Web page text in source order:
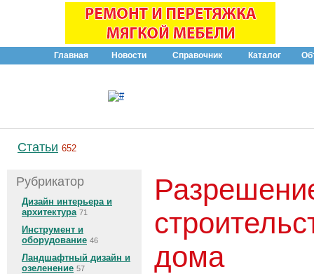
Главная Новости Справочник Каталог
Статьи 652
Рубрикатор
Дизайн интерьера и
архитектура 71
Инструмент и
оборудование 46
Ландшафтный дизайн и
озеленение 57
дома